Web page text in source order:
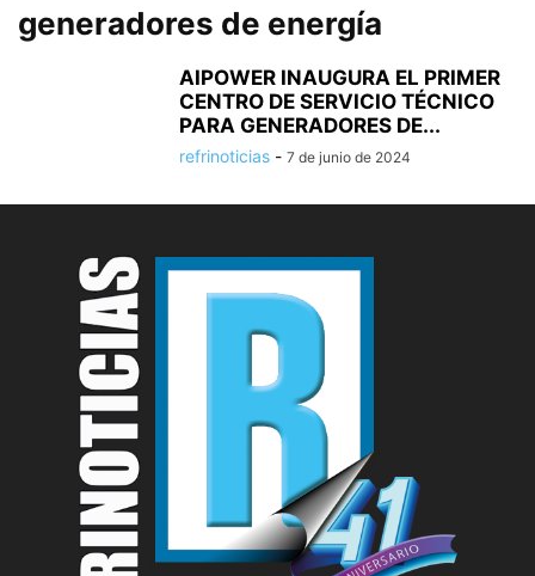
generadores de energía
AIPOWER INAUGURA EL PRIMER
CENTRO DE SERVICIO TÉCNICO
PARA GENERADORES DE...
refrinoticias - 7 de junio de 2024